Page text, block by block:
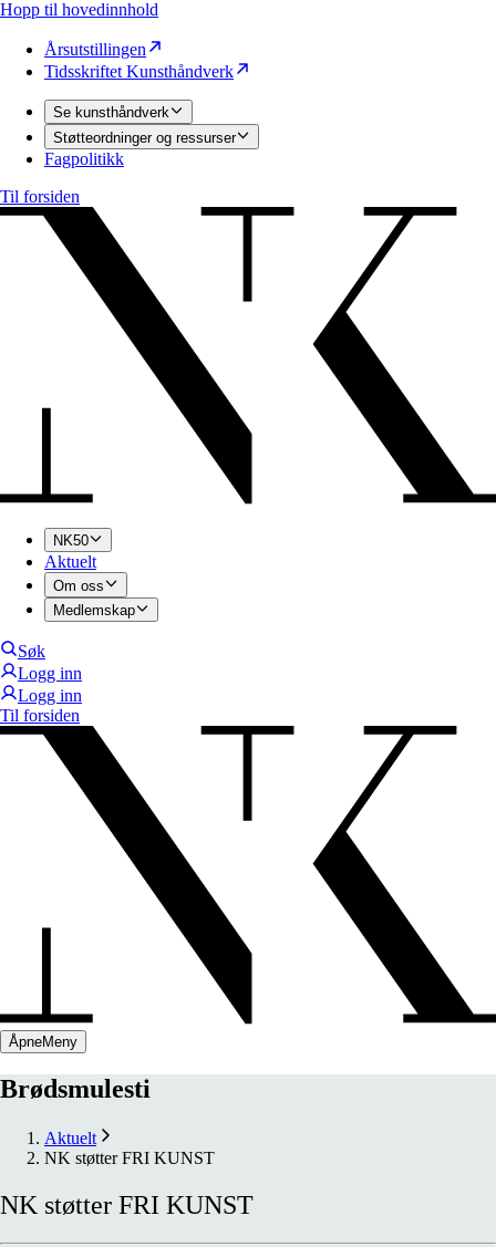
Hopp til hovedinnhold
Årsutstillingen
Tidsskriftet Kunsthåndverk
Se kunsthåndverk
Støtteordninger og ressurser
Fagpolitikk
Til forsiden
NK50
Aktuelt
Om oss
Medlemskap
Søk
Logg inn
Logg inn
Til forsiden
ÅpneMeny
Brødsmulesti
Aktuelt
NK støtter FRI KUNST
NK støtter FRI KUNST